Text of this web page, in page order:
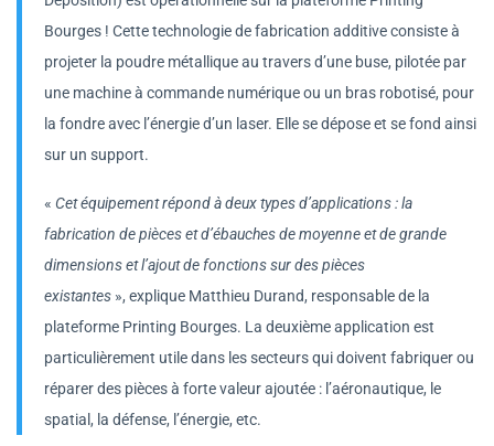
Bourges ! Cette technologie de fabrication additive consiste à
projeter la poudre métallique au travers d’une buse, pilotée par
une machine à commande numérique ou un bras robotisé, pour
la fondre avec l’énergie d’un laser. Elle se dépose et se fond ainsi
sur un support.
« Cet équipement répond à deux types d’applications : la
fabrication de pièces et d’ébauches de moyenne et de grande
dimensions et l’ajout de fonctions sur des pièces
existantes », explique Matthieu Durand, responsable de la
plateforme Printing Bourges. La deuxième application est
particulièrement utile dans les secteurs qui doivent fabriquer ou
réparer des pièces à forte valeur ajoutée : l’aéronautique, le
spatial, la défense, l’énergie, etc.